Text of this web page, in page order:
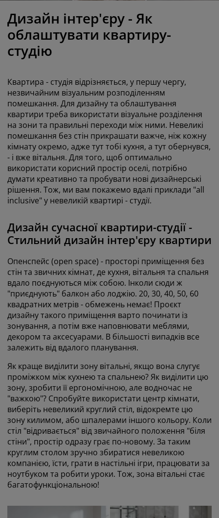
для спальні
подіуми
до ліжок
ліжка
та аксесуари
ліхтарі
товари
кімната
Дизайн інтер'єру - Як
облаштувати квартиру-
студію
Квартира - студія відрізняється, у першу чергу,
незвичайним візуальним розподіленням
помешкання. Для дизайну та облаштування
квартири треба використати візуальне розділення
на зони та правильні переходи між ними. Невеликі
помешкання без стін прикрашати важче, ніж кожну
кімнату окремо, адже тут тобі кухня, а тут обернувся,
- і вже вітальня. Для того, щоб оптимально
використати корисний простір оселі, потрібно
думати креативно та пробувати нові дизайнерські
рішення. Тож, ми вам покажемо вдалі приклади "all
inclusive" у невеликій квартирі - студії.
Дизайн сучасної квартири-студії -
Стильний дизайн інтер'єру квартири
Опенспейс (open space) - просторі приміщення без
стін та звичних кімнат, де кухня, вітальня та спальня
вдало поєднуються між собою. Інколи сюди ж
"приєднують" балкон або лоджію. 20, 30, 40, 50, 60
квадратних метрів - обмежень немає! Проєкт
дизайну такого приміщення варто починати із
зонування, а потім вже наповнювати меблями,
декором та аксесуарами. В більшості випадків все
залежить від вдалого планування.
Як краще виділити зону вітальні, якщо вона слугує
проміжком між кухнею та спальнею? Як виділити цю
зону, зробити її ергономічною, але водночас не
"важкою"? Спробуйте використати центр кімнати,
виберіть невеликий круглий стіл, відокремте цю
зону килимом, або шпалерами іншого кольору. Коли
стіл "відривається" від звичайного положення "біля
стіни", простір одразу грає по-новому. За таким
круглим столом зручно збиратися невеликою
компанією, їсти, грати в настільні ігри, працювати за
ноутбуком та робити уроки. Тож, зона вітальні стає
багатофункціональною!